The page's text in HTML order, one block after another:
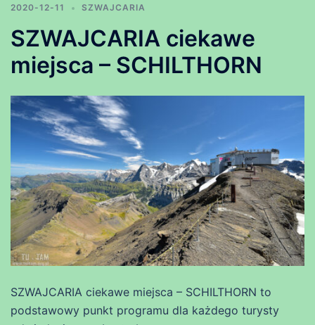
2020-12-11 SZWAJCARIA
SZWAJCARIA ciekawe
miejsca – SCHILTHORN
SZWAJCARIA ciekawe miejsca – SCHILTHORN to
podstawowy punkt programu dla każdego turysty